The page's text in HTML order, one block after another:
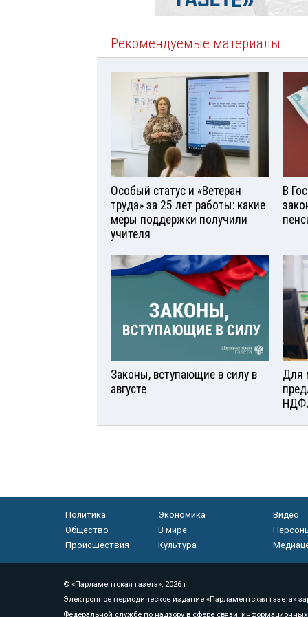
Рекомендуемые материалы
Особый статус и «Ветеран
труда» за 25 лет работы: какие
меры поддержки получили
учителя
В
Законы, вступающие в силу в
августе
Для
Политика
Экономика
Общество
В мире
Происшествия
Культура
Видео
© «Парламентская газета», 2026 г.
Электронное периодическое издание «Парламентская газета»
Федеральной службе по надзору в сфере связи,